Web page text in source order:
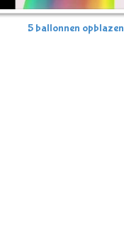
5 ballonnen opblazen